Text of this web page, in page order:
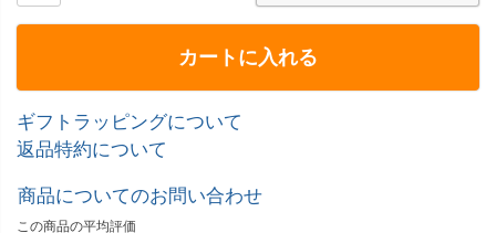
カートに入れる
ギフトラッピングについて
返品特約について
商品についてのお問い合わせ